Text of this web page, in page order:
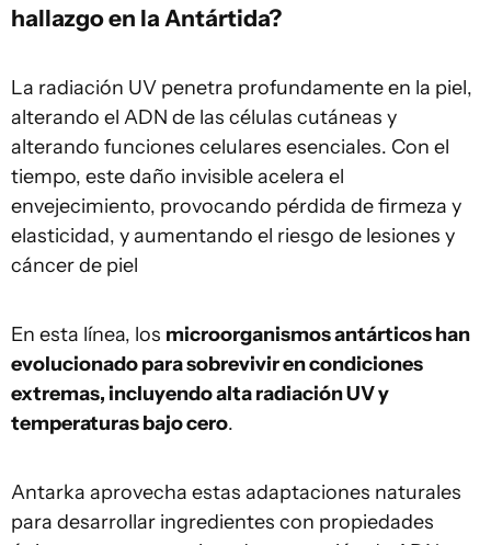
hallazgo en la Antártida?
La radiación UV penetra profundamente en la piel,
alterando el ADN de las células cutáneas y
alterando funciones celulares esenciales. Con el
tiempo, este daño invisible acelera el
envejecimiento, provocando pérdida de firmeza y
elasticidad, y aumentando el riesgo de lesiones y
cáncer de piel
En esta línea, los microorganismos antárticos han
evolucionado para sobrevivir en condiciones
extremas, incluyendo alta radiación UV y
temperaturas bajo cero.
Antarka aprovecha estas adaptaciones naturales
para desarrollar ingredientes con propiedades